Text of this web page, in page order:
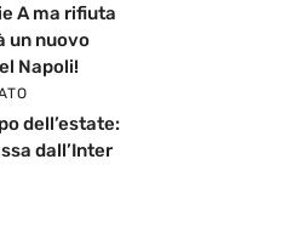
A ma rifiuta
un nuovo
Napoli!
dell’estate:
dall’Inter